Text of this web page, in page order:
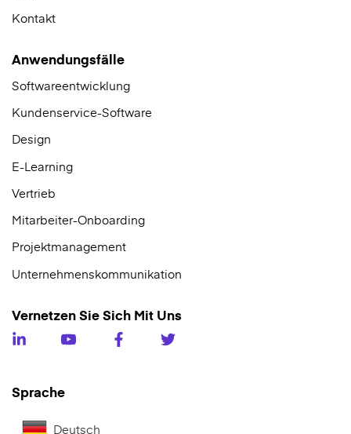
Kontakt
Anwendungsfälle
Softwareentwicklung
Kundenservice-Software
Design
E-Learning
Vertrieb
Mitarbeiter-Onboarding
Projektmanagement
Unternehmenskommunikation
Vernetzen Sie Sich Mit Uns
Sprache
Deutsch